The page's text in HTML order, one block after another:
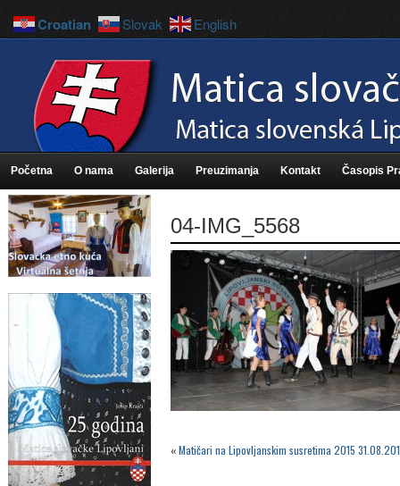
Početna O nama Galerija Preuzimanja Kontakt Časopis
04-IMG_5568
«Matičari na Lipovljanskim susretima 2015
Croatian Slovak English